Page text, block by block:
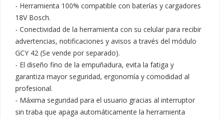
- Herramienta 100% compatible con baterías y cargadores
18V Bosch.
- Conectividad de la herramienta con su celular para recibir
advertencias, notificaciones y avisos a través del módulo
GCY 42 (Se vende por separado).
- El diseño fino de la empuñadura, evita la fatiga y
garantiza mayor seguridad, ergonomía y comodidad al
profesional.
- Máxima seguridad para el usuario gracias al interruptor
sin traba que apaga automáticamente la herramienta